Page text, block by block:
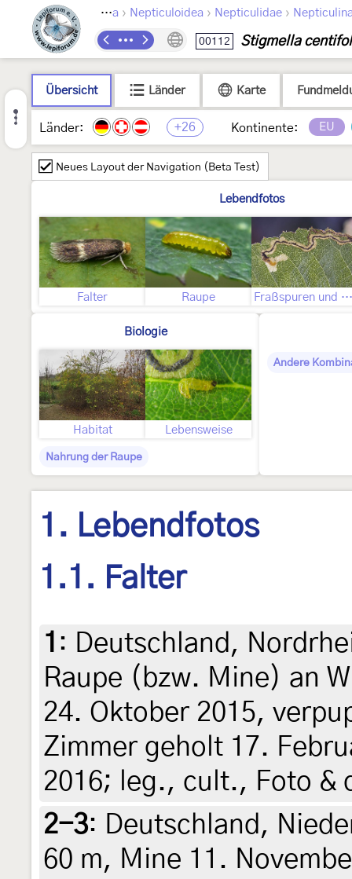
Lepidoptera › Nepticuloidea › Nepticulidae ›
00112 Stigmella
Übersicht Länder Karte
Länder: +26 Kontinente: EU
Neues Layout der Navigation (Beta Test)
Lebendfotos
Falter Raupe Fraßspuren und Befallsbild
Biologie
Habitat Lebensweise
Nahrung der Raupe
Andere
1. Lebendfotos
1.1. Falter
1 : Deutschland,
Raupe (bzw. Mine) an
24. Oktober 2015,
Zimmer geholt 17.
2016; leg., cult., Foto &
2-3: Deutschland,
60 m, Mine 11.